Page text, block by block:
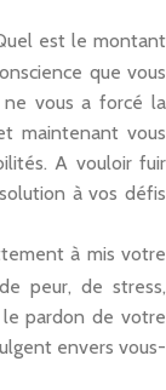
est le montant
que vous
vous a forcé la
maintenant vous
A vouloir fuir
à vos défis
à mis votre
peur, de stress,
le pardon de votre
envers vous-